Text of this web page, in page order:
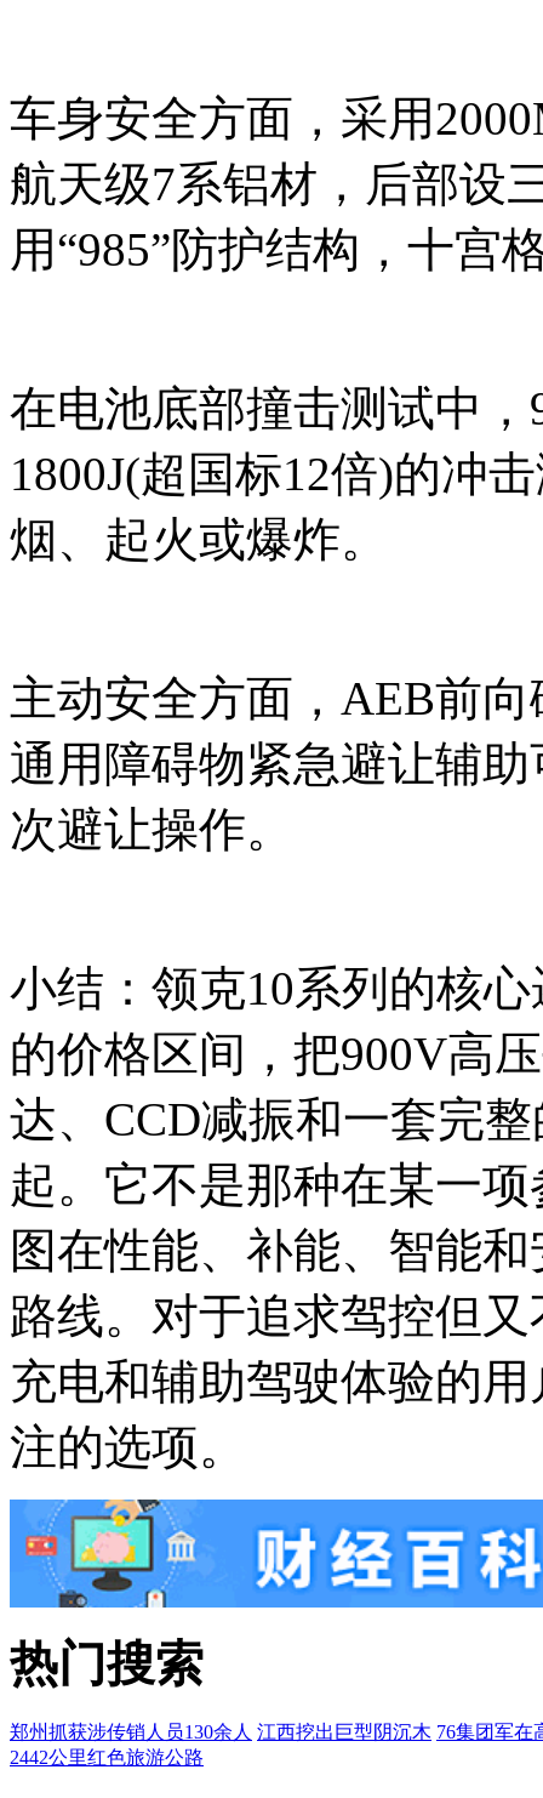
车身安全方面，采用
航天级7系铝材，后部设
用“985”防护结构，十宫
在电池底部撞击测试中
1800J(超国标12倍)的冲
烟、起火或爆炸。
主动安全方面，AEB前
通用障碍物紧急避让辅
次避让操作。
小结：领克10系列的核
的价格区间，把900V高
达、CCD减振和一套完
起。它不是那种在某一
图在性能、补能、智能
路线。对于追求驾控但
充电和辅助驾驶体验的
注的选项。
热门搜索
郑州抓获涉传销人员130余人 江西挖出巨型阴沉木 76集团军在
2442公里红色旅游公路